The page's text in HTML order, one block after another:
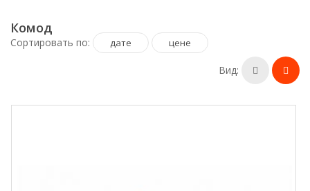
Комод
Сортировать по: дате цене
Вид: